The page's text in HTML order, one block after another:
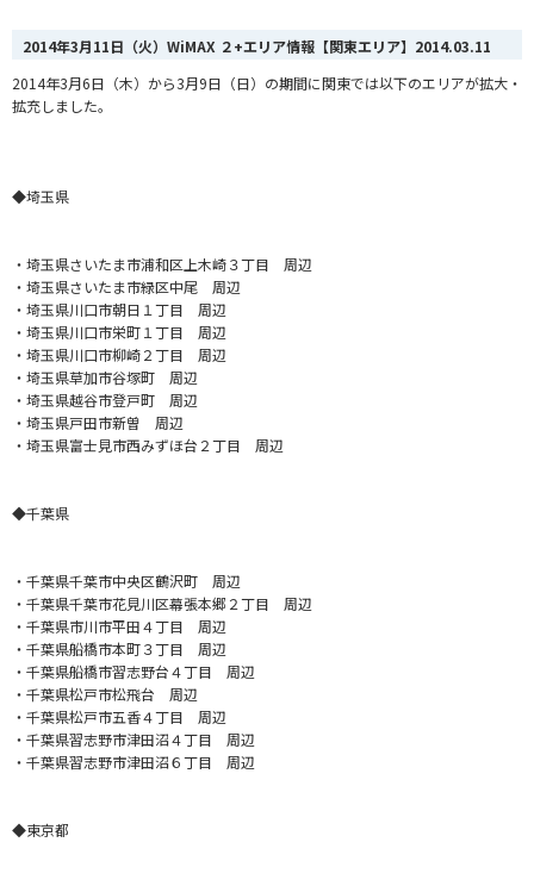
2014年3月11日（火）WiMAX ２+エリア情報【関東エリア】 2014.03.11
2014年3月6日（木）から3月9日（日）の期間に関東では以下のエリアが拡大・
拡充しました。
◆埼玉県
・埼玉県さいたま市浦和区上木崎３丁目 周辺
・埼玉県さいたま市緑区中尾 周辺
・埼玉県川口市朝日１丁目 周辺
・埼玉県川口市栄町１丁目 周辺
・埼玉県川口市柳崎２丁目 周辺
・埼玉県草加市谷塚町 周辺
・埼玉県越谷市登戸町 周辺
・埼玉県戸田市新曽 周辺
・埼玉県富士見市西みずほ台２丁目 周辺
◆千葉県
・千葉県千葉市中央区鶴沢町 周辺
・千葉県千葉市花見川区幕張本郷２丁目 周辺
・千葉県市川市平田４丁目 周辺
・千葉県船橋市本町３丁目 周辺
・千葉県船橋市習志野台４丁目 周辺
・千葉県松戸市松飛台 周辺
・千葉県松戸市五香４丁目 周辺
・千葉県習志野市津田沼４丁目 周辺
・千葉県習志野市津田沼６丁目 周辺
◆東京都